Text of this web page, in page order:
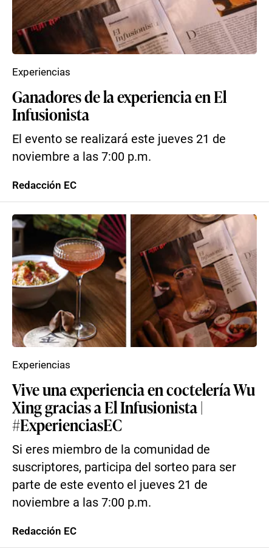
Ganadores de la experiencia en El
Infusionista
El evento se realizará este jueves 21 de
noviembre a las 7:00 p.m.
Experiencias
Redacción EC
Vive una experiencia en coctelería Wu
Xing gracias a El Infusionista |
#ExperienciasEC
Si eres miembro de la comunidad de
suscriptores, participa del sorteo para ser
parte de este evento el jueves 21 de
noviembre a las 7:00 p.m.
Experiencias
Redacción EC